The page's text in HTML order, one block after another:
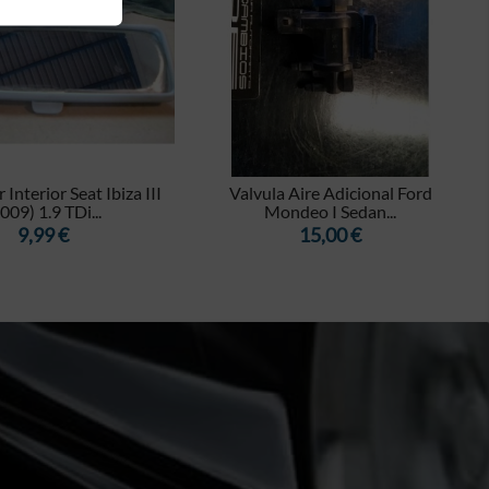
Interior Seat Ibiza III
1.9 TDi...
Precio
9,99 €
Valvula Aire Adicional Ford
Mondeo I Sedan...
Precio
15,00 €
